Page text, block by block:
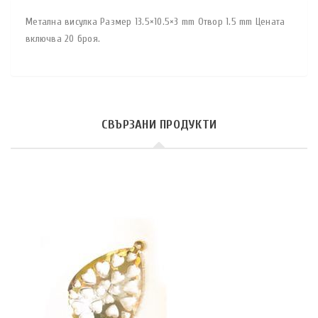
Метална висулка Размер 13.5×10.5×3 mm Отвор 1.5 mm Цената
включва 20 броя.
СВЪРЗАНИ ПРОДУКТИ